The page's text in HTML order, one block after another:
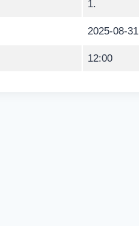
1.
2025-08-31
12:00